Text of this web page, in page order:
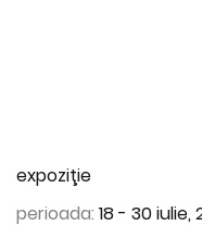
expoziţie
perioada: 18 - 30 iulie,